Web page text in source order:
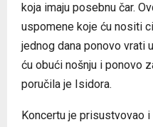
koja imaju posebnu čar.
uspomene koje ću nositi
jednog dana ponovo vrati
ću obući nošnju i ponovo
poručila je Isidora.
Koncertu je prisustvovao